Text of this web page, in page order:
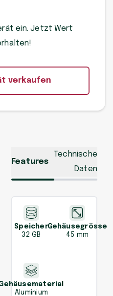
ein. Jetzt Wert
verkaufen
Features
Technische
Daten
Speicher
32 GB
Gehäusegrösse
45 mm
Aluminium